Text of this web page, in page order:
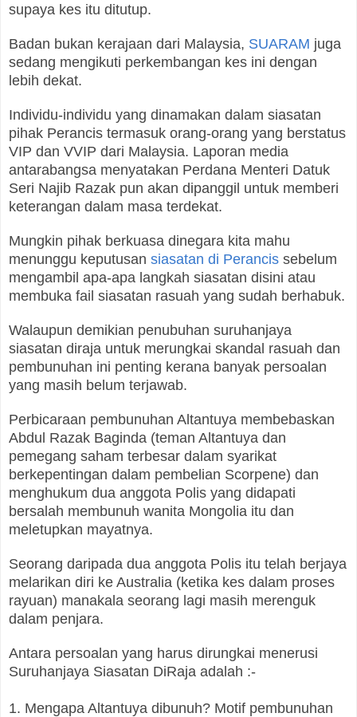
supaya kes itu ditutup.
Badan bukan kerajaan dari Malaysia, SUARAM juga
sedang mengikuti perkembangan kes ini dengan
lebih dekat.
Individu-individu yang dinamakan dalam siasatan
pihak Perancis termasuk orang-orang yang berstatus
VIP dan VVIP dari Malaysia. Laporan media
antarabangsa menyatakan Perdana Menteri Datuk
Seri Najib Razak pun akan dipanggil untuk memberi
keterangan dalam masa terdekat.
Mungkin pihak berkuasa dinegara kita mahu
menunggu keputusan siasatan di Perancis sebelum
mengambil apa-apa langkah siasatan disini atau
membuka fail siasatan rasuah yang sudah berhabuk.
Walaupun demikian penubuhan suruhanjaya
siasatan diraja untuk merungkai skandal rasuah dan
pembunuhan ini penting kerana banyak persoalan
yang masih belum terjawab.
Perbicaraan pembunuhan Altantuya membebaskan
Abdul Razak Baginda (teman Altantuya dan
pemegang saham terbesar dalam syarikat
berkepentingan dalam pembelian Scorpene) dan
menghukum dua anggota Polis yang didapati
bersalah membunuh wanita Mongolia itu dan
meletupkan mayatnya.
Seorang daripada dua anggota Polis itu telah berjaya
melarikan diri ke Australia (ketika kes dalam proses
rayuan) manakala seorang lagi masih merenguk
dalam penjara.
Antara persoalan yang harus dirungkai menerusi
Suruhanjaya Siasatan DiRaja adalah :-
1. Mengapa Altantuya dibunuh? Motif pembunuhan